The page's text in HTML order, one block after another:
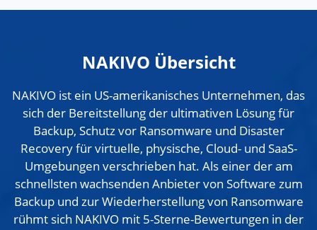
NAKIVO Übersicht
NAKIVO ist ein US-amerikanisches Unternehmen, das
sich der Bereitstellung der ultimativen Lösung für
Backup, Schutz vor Ransomware und Disaster
Recovery für virtuelle, physische, Cloud- und SaaS-
Umgebungen verschrieben hat. Als einer der am
schnellsten wachsenden Anbieter von Software zum
Backup und zur Wiederherstellung von Ransomware
rühmt sich NAKIVO mit 5-Sterne-Bewertungen in der